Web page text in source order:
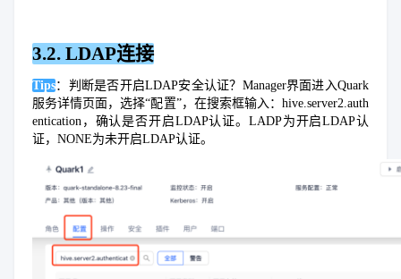
3.2. LDAP连接
Tips：判断是否开启LDAP安全认证？Manager界面进入Quark
服务详情页面，选择“配置”，在搜索框输入：hive.server2.auth
entication，确认是否开启LDAP认证。LADP为开启LDAP认
证，NONE为未开启LDAP认证。